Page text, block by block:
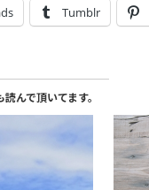
Tumblr
んで頂いてます。